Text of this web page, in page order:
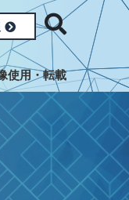
使用・転載